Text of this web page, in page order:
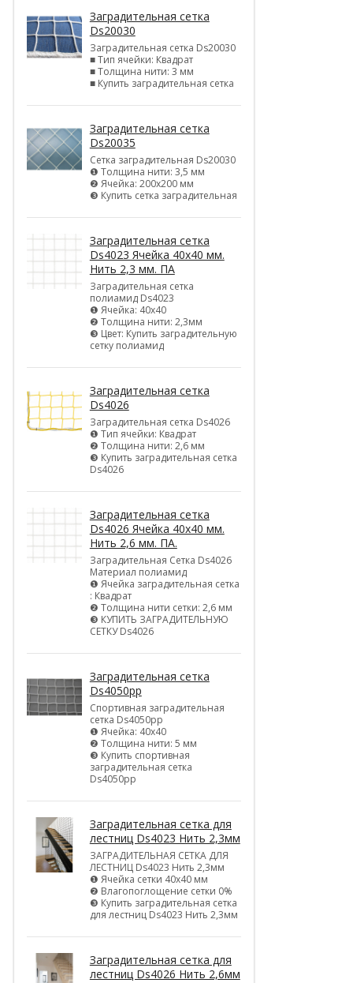
Заградительная сетка
Ds20030
Заградительная сетка Ds20030
■ Тип ячейки: Квадрат
■ Толщина нити: 3 мм
■ Купить заградительная сетка
Заградительная сетка
Ds20035
Сетка заградительная Ds20030
❶ Толщина нити: 3,5 мм
❷ Ячейка: 200х200 мм
❸ Купить сетка заградительная
Заградительная сетка
Ds4023 Ячейка 40х40 мм.
Нить 2,3 мм. ПА
Заградительная сетка
полиамид Ds4023
❶ Ячейка: 40х40
❷ Толщина нити: 2,3мм
❸ Цвет: Купить заградительную
сетку полиамид
Заградительная сетка
Ds4026
Заградительная сетка Ds4026
❶ Тип ячейки: Квадрат
❷ Толщина нити: 2,6 мм
❸ Купить заградительная сетка
Ds4026
Заградительная сетка
Ds4026 Ячейка 40х40 мм.
Нить 2,6 мм. ПА.
Заградительная Сетка Ds4026
Материал полиамид
❶ Ячейка заградительная сетка
: Квадрат
❷ Толщина нити сетки: 2,6 мм
❸ КУПИТЬ ЗАГРАДИТЕЛЬНУЮ
СЕТКУ Ds4026
Заградительная сетка
Ds4050pp
Спортивная заградительная
сетка Ds4050pp
❶ Ячейка: 40х40
❷ Толщина нити: 5 мм
❸ Купить спортивная
заградительная сетка
Ds4050pp
Заградительная сетка для
лестниц Ds4023 Нить 2,3мм
ЗАГРАДИТЕЛЬНАЯ СЕТКА ДЛЯ
ЛЕСТНИЦ Ds4023 Нить 2,3мм
❶ Ячейка сетки 40х40 мм
❷ Влагопоглощение сетки 0%
❸ Купить заградительная сетка
для лестниц Ds4023 Нить 2,3мм
Заградительная сетка для
лестниц Ds4026 Нить 2,6мм